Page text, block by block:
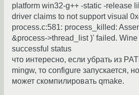
platform win32-g++ -static -release
driver claims to not support visual
process.c:581: process_killed:
&process->thread_list )' failed.
successful status
что интересно, если убрать из
mingw, то configure запускается,
может скомпилировать qmake.